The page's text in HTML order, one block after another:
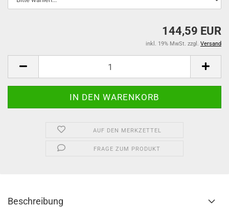
144,59 EUR
inkl. 19% MwSt. zzgl. Versand
AUF DEN MERKZETTEL
FRAGE ZUM PRODUKT
Beschreibung